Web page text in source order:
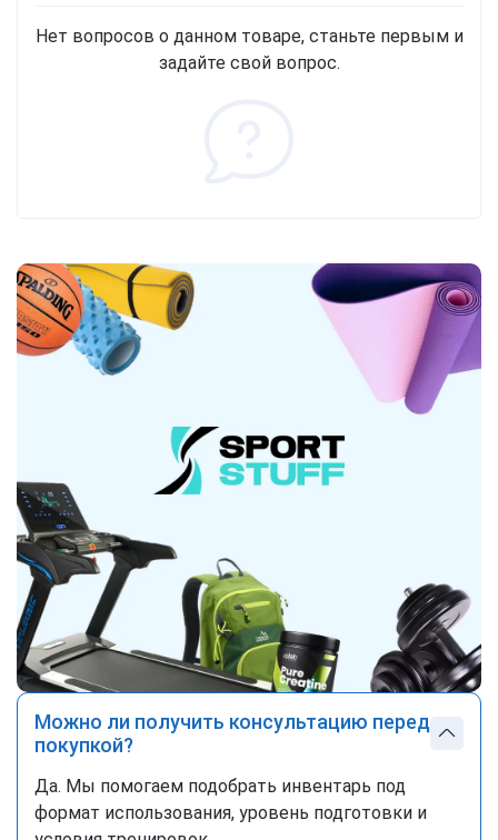
Нет вопросов о данном товаре, станьте первым и
задайте свой вопрос.
Можно ли получить консультацию перед
покупкой?
Да. Мы помогаем подобрать инвентарь под
формат использования, уровень подготовки и